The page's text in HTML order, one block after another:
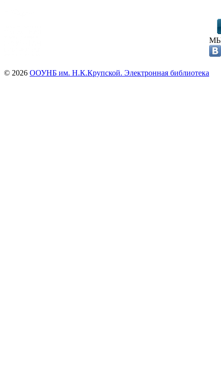
© 2026 ООУНБ им. Н.К.Крупской. Электронная библиотека